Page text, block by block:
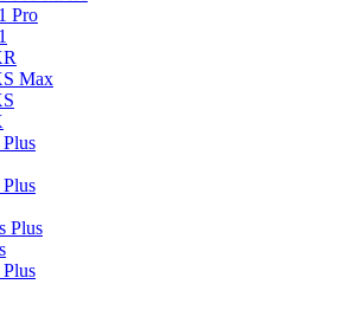
Pro
Max
Plus